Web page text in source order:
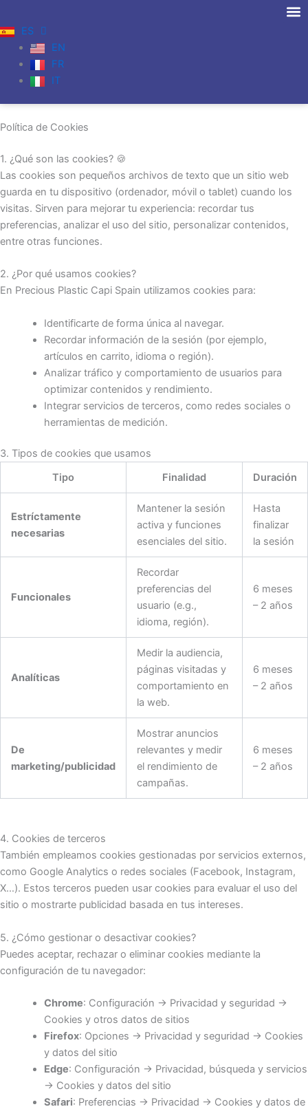
al
contenido
ES
EN
FR
IT
Política de Cookies
1. ¿Qué son las cookies? 🍪
Las cookies son pequeños archivos de texto que un sitio web
guarda en tu dispositivo (ordenador, móvil o tablet) cuando los
visitas. Sirven para mejorar tu experiencia: recordar tus
preferencias, analizar el uso del sitio, personalizar contenidos,
entre otras funciones.
2. ¿Por qué usamos cookies?
En Precious Plastic Capi Spain utilizamos cookies para:
Identificarte de forma única al navegar.
Recordar información de la sesión (por ejemplo,
artículos en carrito, idioma o región).
Analizar tráfico y comportamiento de usuarios para
optimizar contenidos y rendimiento.
Integrar servicios de terceros, como redes sociales o
herramientas de medición.
3. Tipos de cookies que usamos
Tipo
Finalidad Duración
Estríctamente
necesarias
Mantener la sesión
activa y funciones
esenciales del sitio.
Hasta
finalizar
la sesión
Funcionales
Recordar
preferencias del
usuario (e.g.,
idioma, región).
6 meses
– 2 años
Analíticas
Medir la audiencia,
páginas visitadas y
comportamiento en
la web.
6 meses
– 2 años
De
marketing/publicidad
Mostrar anuncios
relevantes y medir
el rendimiento de
campañas.
6 meses
– 2 años
4. Cookies de terceros
También empleamos cookies gestionadas por servicios externos,
como Google Analytics o redes sociales (Facebook, Instagram,
X…). Estos terceros pueden usar cookies para evaluar el uso del
sitio o mostrarte publicidad basada en tus intereses.
5. ¿Cómo gestionar o desactivar cookies?
Puedes aceptar, rechazar o eliminar cookies mediante la
configuración de tu navegador:
Chrome: Configuración → Privacidad y seguridad →
Cookies y otros datos de sitios
Firefox: Opciones → Privacidad y seguridad → Cookies
y datos del sitio
Edge: Configuración → Privacidad, búsqueda y servicios
→ Cookies y datos del sitio
Safari: Preferencias → Privacidad → Cookies y datos de